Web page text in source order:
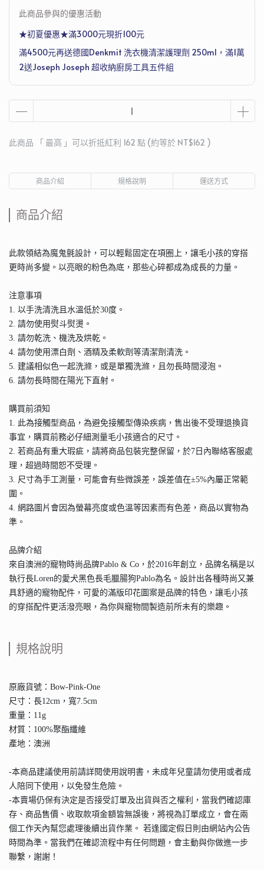
此商品參與的優惠活動
★初夏優惠★滿3000元現折100元
滿4500元再送德國Denkmit 洗衣機清潔護理劑 250ml，滿1萬
2送Joseph Joseph 超收納廚房工具五件組
此商品 「 最高 」可以折抵紅利 162 點 (約等於 NT$162 )
商品介紹 規格說明 運送方式
商品介紹
此款領結為魔鬼氈設計，可以輕鬆固定在項圈上，讓毛小孩的穿搭
更時尚多變。以亮眼的粉色為底，那些心碎都成為成長的力量。
注意事項
1. 以手洗清洗且水溫低於30度。
2. 請勿使用熨斗熨燙。
3. 請勿乾洗、機洗及烘乾。
4. 請勿使用漂白劑、酒精及柔軟劑等清潔劑清洗。
5. 建議相似色一起洗滌，或是單獨洗滌，且勿長時間浸泡。
6. 請勿長時間在陽光下直射。
購買前須知
1. 此為接觸型商品，為避免接觸型傳染疾病，售出後不受理退換貨
事宜，購買前務必仔細測量毛小孩適合的尺寸。
2. 若商品有重大瑕疵，請將商品包裝完整保留，於7日內聯絡客服處
理，超過時間恕不受理。
3. 尺寸為手工測量，可能會有些微誤差，誤差值在±5%內屬正常範
圍。
4. 網路圖片會因為螢幕亮度或色溫等因素而有色差，商品以實物為
準。
品牌介紹
來自澳洲的寵物時尚品牌Pablo & Co，於2016年創立，品牌名稱是以
執行長Loren的愛犬黑色長毛臘腸狗Pablo為名。設計出各種時尚又兼
具舒適的寵物配件，可愛的滿版印花圖案是品牌的特色，讓毛小孩
的穿搭配件更活潑亮眼，為你與寵物間製造前所未有的樂趣。
規格說明
原廠貨號：Bow-Pink-One
尺寸：長12cm，寬7.5cm
重量：11g
材質：100%聚酯纖維
產地：澳洲
-本商品建議使用前請詳閱使用說明書，未成年兒童請勿使用或者成
人陪同下使用，以免發生危險。
-本賣場仍保有決定是否接受訂單及出貨與否之權利，當我們確認庫
存、商品售價、收取款項金額皆無誤後，將視為訂單成立，會在兩
個工作天內幫您處理後續出貨作業。 若逢國定假日則由網站內公告
時間為準。當我們在確認流程中有任何問題，會主動與你做進一步
聯繫，謝謝！